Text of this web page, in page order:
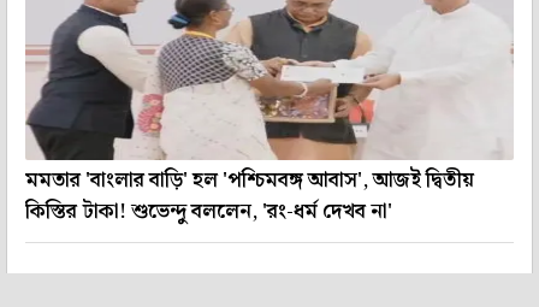
মমতার 'বাংলার বাড়ি' হল 'পশ্চিমবঙ্গ আবাস', আজই দ্বিতীয়
কিস্তির টাকা! শুভেন্দু বললেন, 'রং-ধর্ম দেখব না'